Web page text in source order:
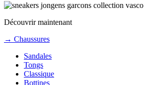
Découvrir maintenant
→ Chaussures
Sandales
Tongs
Classique
Bottines